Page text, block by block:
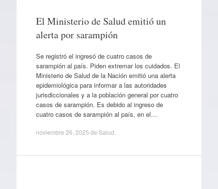
El Ministerio de Salud emitió un
alerta por sarampión
Se registró el ingresó de cuatro casos de
sarampión al país. Piden extremar los cuidados. El
Ministerio de Salud de la Nación emitió una alerta
epidemiológica para informar a las autoridades
jurisdiccionales y a la población general por cuatro
casos de sarampión. Es debido al ingreso de
cuatro casos de sarampión al país, en el…
noviembre 26, 2025 de Salud